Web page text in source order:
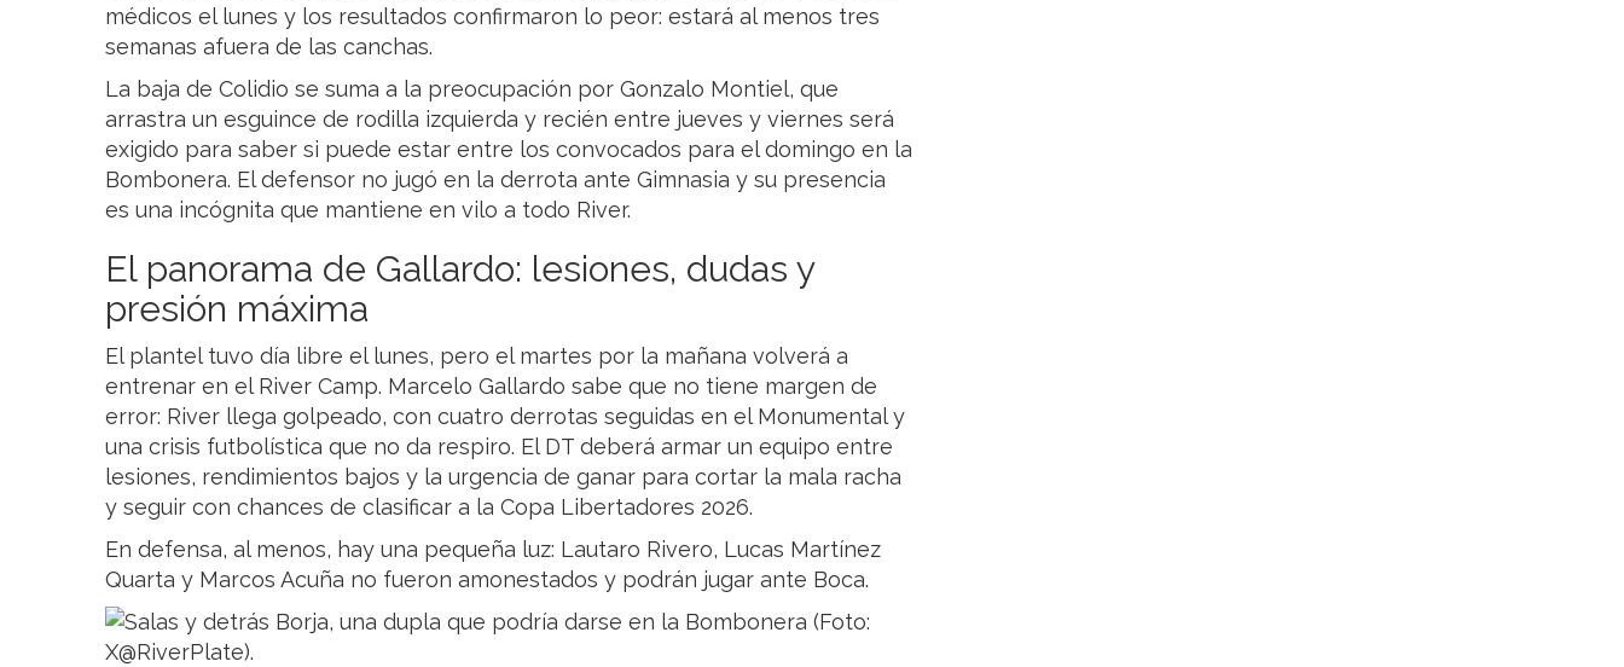
médicos el lunes y los resultados confirmaron lo peor: estará al menos tres
semanas afuera de las canchas.
La baja de Colidio se suma a la preocupación por Gonzalo Montiel, que
arrastra un esguince de rodilla izquierda y recién entre jueves y viernes será
exigido para saber si puede estar entre los convocados para el domingo en la
Bombonera. El defensor no jugó en la derrota ante Gimnasia y su presencia
es una incógnita que mantiene en vilo a todo River.
El panorama de Gallardo: lesiones, dudas y
presión máxima
El plantel tuvo día libre el lunes, pero el martes por la mañana volverá a
entrenar en el River Camp. Marcelo Gallardo sabe que no tiene margen de
error: River llega golpeado, con cuatro derrotas seguidas en el Monumental y
una crisis futbolística que no da respiro. El DT deberá armar un equipo entre
lesiones, rendimientos bajos y la urgencia de ganar para cortar la mala racha
y seguir con chances de clasificar a la Copa Libertadores 2026.
En defensa, al menos, hay una pequeña luz: Lautaro Rivero, Lucas Martínez
Quarta y Marcos Acuña no fueron amonestados y podrán jugar ante Boca.